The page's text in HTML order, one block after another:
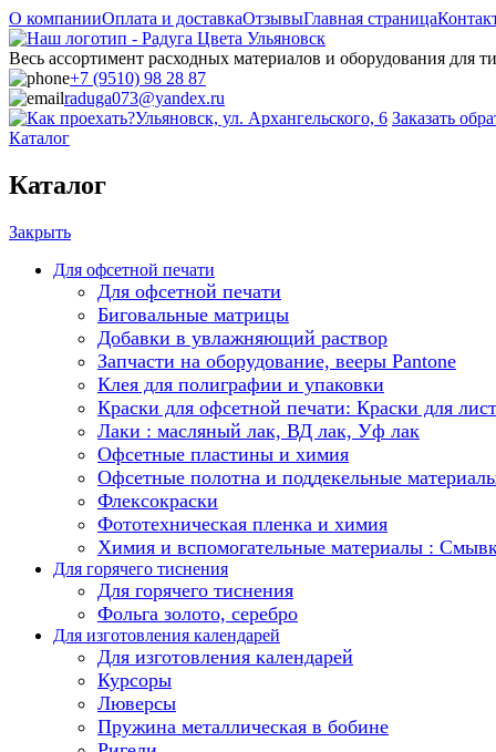
О компанииОплата и доставкаОтзывыГлавная страница
Весь ассортимент расходных материалов и оборудования для
+7 (9510) 98 28 87
raduga073@yandex.ru
Ульяновск, ул. Архангельского, 6 Заказать
Каталог
Каталог
Закрыть
Для офсетной печати
Для офсетной печати
Биговальные матрицы
Добавки в увлажняющий раствор
Запчасти на оборудование, вееры Pantone
Клея для полиграфии и упаковки
Краски для офсетной печати: Краски для
Лаки : масляный лак, ВД лак, Уф лак
Офсетные пластины и химия
Офсетные полотна и поддекельные
Флексокраски
Фототехническая пленка и химия
Химия и вспомогательные материалы :
Для горячего тиснения
Для горячего тиснения
Фольга золото, серебро
Для изготовления календарей
Для изготовления календарей
Курсоры
Люверсы
Пружина металлическая в бобине